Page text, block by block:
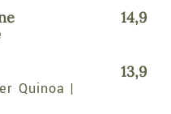
14,9
13,9
Quinoa |